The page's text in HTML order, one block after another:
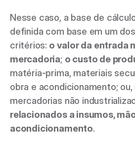
Nesse caso, a base de
definida com base em um
critérios: o valor da entrada
mercadoria; o custo de
matéria-prima, materiais
obra e acondicionamento;
mercadorias não
relacionados a insumos,
acondicionamento.